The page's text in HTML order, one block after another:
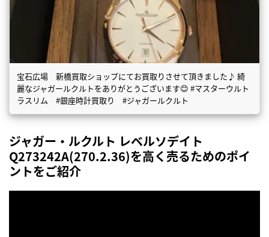
宝石広場 新橋買取ショップにてお買取りさせて頂きました♪ 綺
麗なジャガールクルトをありがとうございます😊 #マスターウルト
ラスリム #銀座時計買取り #ジャガールクルト
ジャガー・ルクルト レベルソデイト
Q273242A(270.2.36)を高く売るためのポイ
ントをご紹介